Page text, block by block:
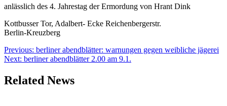
anlässlich des 4. Jahrestag der Ermordung von Hrant Dink
Kottbusser Tor, Adalbert- Ecke Reichenbergerstr.
Berlin-Kreuzberg
Beitragsnavigation
Previous: berliner abendblätter: warnungen gegen weibliche jägerei
Next: berliner abendblätter 2.00 am 9.1.
Related News